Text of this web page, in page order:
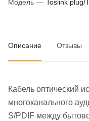
Модель — Toslink plug/
Описание Отзывы
Кабель оптический
многоканального
S/PDIF между